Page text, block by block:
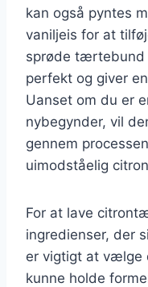
kan også pyntes
vaniljeis for at
sprøde tærtebund
perfekt og giver
Uanset om du er
nybegynder, vil
gennem
uimodståelig
For at lave
ingredienser, der
er vigtigt at vælge
kunne holde